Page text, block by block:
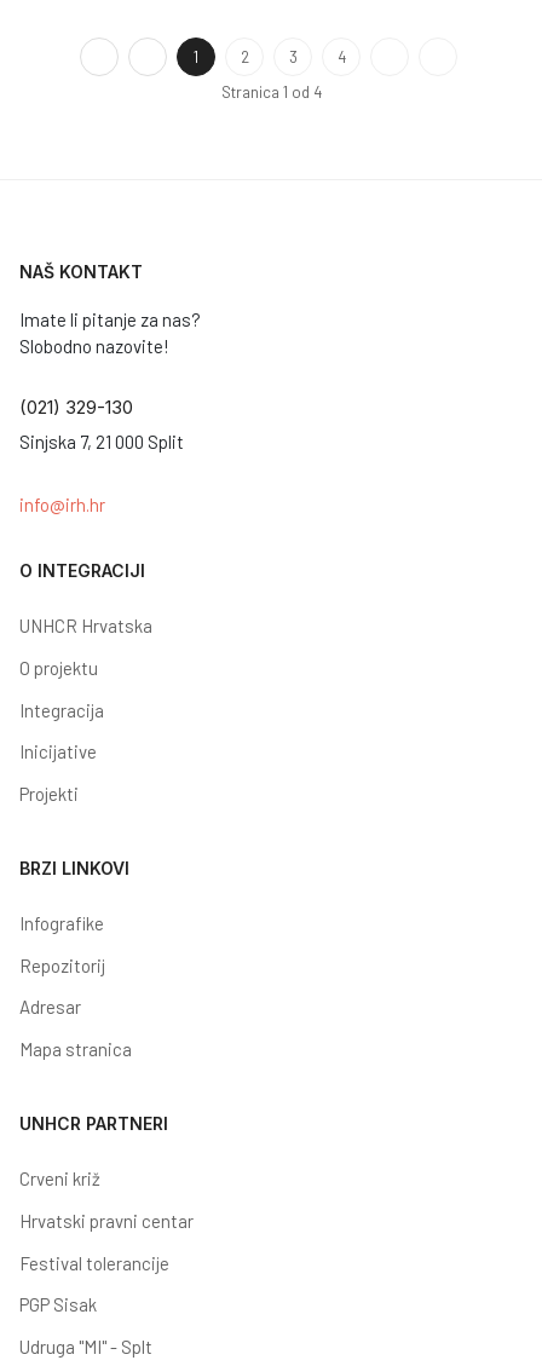
1 2 3
4
Stranica 1 od 4
NAŠ KONTAKT
Imate li pitanje za nas?
Slobodno nazovite!
(021) 329-130
Sinjska 7, 21 000 Split
info@irh.hr
O INTEGRACIJI
UNHCR Hrvatska
O projektu
Integracija
Inicijative
Projekti
BRZI LINKOVI
Infografike
Repozitorij
Adresar
Mapa stranica
UNHCR PARTNERI
Crveni križ
Hrvatski pravni centar
Festival tolerancije
PGP Sisak
Udruga "MI" - Splt